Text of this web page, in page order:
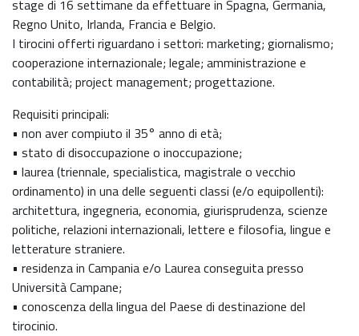
stage di 16 settimane da effettuare in Spagna, Germania,
Regno Unito, Irlanda, Francia e Belgio.
I tirocini offerti riguardano i settori: marketing; giornalismo;
cooperazione internazionale; legale; amministrazione e
contabilità; project management; progettazione.
Requisiti principali:
• non aver compiuto il 35° anno di età;
• stato di disoccupazione o inoccupazione;
• laurea (triennale, specialistica, magistrale o vecchio
ordinamento) in una delle seguenti classi (e/o equipollenti):
architettura, ingegneria, economia, giurisprudenza, scienze
politiche, relazioni internazionali, lettere e filosofia, lingue e
letterature straniere.
• residenza in Campania e/o Laurea conseguita presso
Università Campane;
• conoscenza della lingua del Paese di destinazione del
tirocinio.